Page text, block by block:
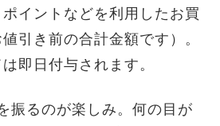
イントなどを利用したお買
引き前の合計金額です）。
即日付与されます。
振るのが楽しみ。何の目が